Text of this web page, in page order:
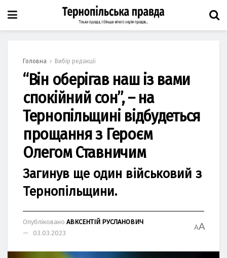
Головна Вибір редакції
“Він оберігав наш із вами
спокійний сон”, – на
Тернопільщині відбудеться
прощання з Героєм
Олегом Ставничим
Загинув ще один військовий з
Тернопільщини.
Опубліковано АВКСЕНТІЙ РУСЛАНОВИЧ
03.03.2023
AA